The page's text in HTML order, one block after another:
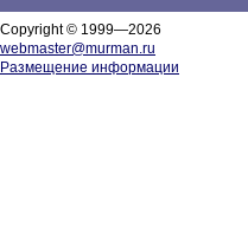
Copyright © 1999—2026
webmaster@murman.ru
Размещение информации